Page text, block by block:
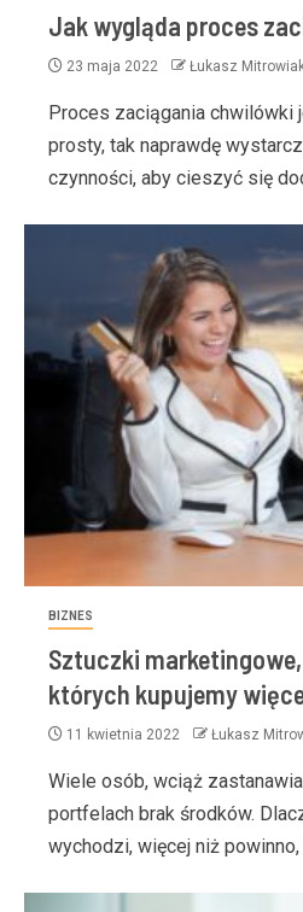
Jak wygląda proces
23 maja 2022 Łukasz
Proces zaciągania
prosty, tak naprawdę
czynności, aby cieszyć się
BIZNES
Sztuczki
których kupujemy
11 kwietnia 2022 Łukasz
Wiele osób, wciąż
portfelach brak środków.
wychodzi, więcej niż powinno,